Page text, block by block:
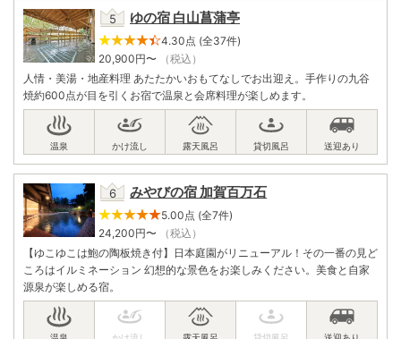
ゆの宿 白山菖蒲亭
4.30点 (全37件)
20,900円〜
（税込）
人情・美湯・地産料理 あたたかいおもてなしでお出迎え。手作りの九谷
焼約600点が目を引くお宿で温泉と会席料理が楽しめます。
みやびの宿 加賀百万石
5.00点 (全7件)
24,200円〜
（税込）
【ゆこゆこは鮑の陶板焼き付】日本庭園がリニューアル！その一番の見ど
ころはイルミネーション 幻想的な景色をお楽しみください。美食と自家
源泉が楽しめる宿。